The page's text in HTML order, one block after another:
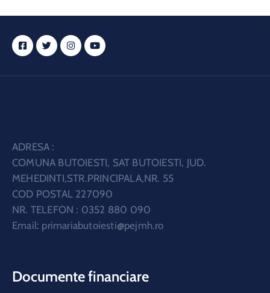
ADRESA :
COMUNA BUTOIESTI, SAT BUTOIESTI, JUD.
MEHEDINTI,STR.PRINCIPALA,NR. 55
COD POSTAL 227090
NR. TELEFON : 0352 880 090
Email: primariabutoiesti@pejmh.ro
Documente financiare